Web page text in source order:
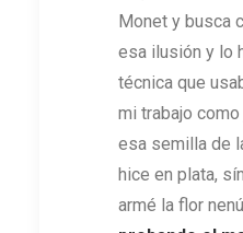
Monet y busca
esa ilusión y lo
técnica que
mi trabajo
esa semilla de
hice en plata,
armé la flor